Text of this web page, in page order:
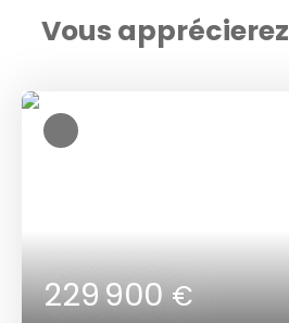
Vous apprécierez
229 900€